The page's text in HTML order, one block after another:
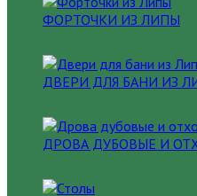
ФОРТОЧКИ ИЗ ЛИПЫ
ДВЕРИ ДЛЯ БАНИ ИЗ
ДРОВА ДУБОВЫЕ И